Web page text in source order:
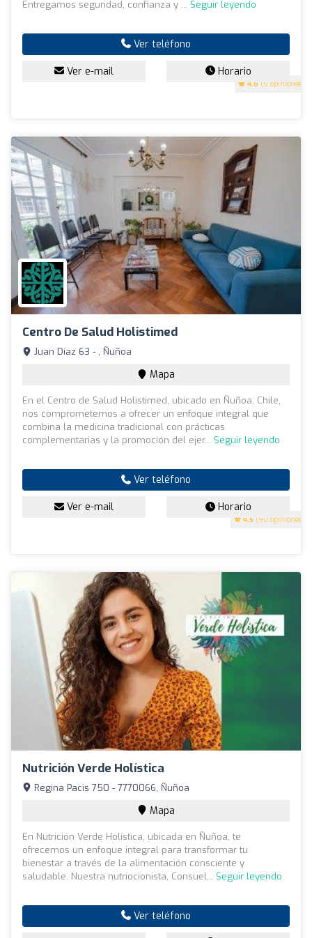
4.6 (5 opiniones)
Entregamos seguridad, confianza y ... Seguir leyendo
Ver teléfono
Ver e-mail Horario
Centro De Salud Holistimed
4.5 (90 opiniones)
Juan Díaz 63 - , Ñuñoa
Mapa
En el Centro de Salud Holistimed, ubicado en Ñuñoa, Chile,
nos comprometemos a ofrecer un enfoque integral que
combina la medicina tradicional con prácticas
complementarias y la promoción del ejer... Seguir leyendo
Ver teléfono
Ver e-mail Horario
Nutrición Verde Holística
Regina Pacis 750 - 7770066, Ñuñoa
Mapa
En Nutrición Verde Holística, ubicada en Ñuñoa, te
ofrecemos un enfoque integral para transformar tu
bienestar a través de la alimentación consciente y
saludable. Nuestra nutriocionista, Consuel... Seguir leyendo
Ver teléfono